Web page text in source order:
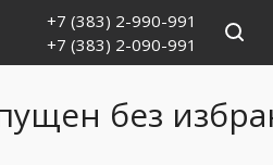
+7 (383) 2-990-991
+7 (383) 2-090-991
без